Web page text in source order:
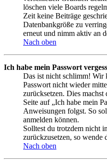
löschen viele Boards
Zeit keine Beiträge
Datenbankgröße zu
erneut und nimm aktiv an
Nach oben
Ich habe mein Passwort
Das ist nicht schlimm! Wir
Passwort nicht wieder
zurücksetzen. Dies
Seite auf „Ich habe mein
Anweisungen folgst. So
anmelden können.
Solltest du trotzdem nicht
zurückzusetzen, so
Nach oben